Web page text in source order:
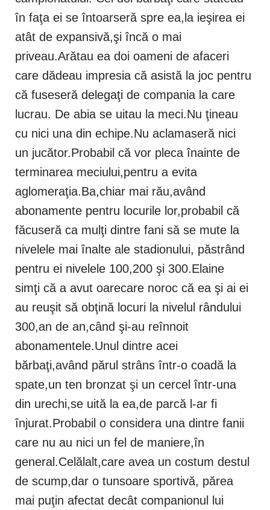
în faţa ei se întoarseră spre ea,la ieşirea ei
atât de expansivă,şi încă o mai
priveau.Arătau ea doi oameni de afaceri
care dădeau impresia că asistă la joc pentru
că fuseseră delegaţi de compania la care
lucrau. De abia se uitau la meci.Nu ţineau
cu nici una din echipe.Nu aclamaseră nici
un jucător.Probabil că vor pleca înainte de
terminarea meciului,pentru a evita
aglomeraţia.Ba,chiar mai rău,având
abonamente pentru locurile lor,probabil că
făcuseră ca mulţi dintre fani să se mute la
nivelele mai înalte ale stadionului, păstrând
pentru ei nivelele 100,200 şi 300.Elaine
simţi că a avut oarecare noroc că ea şi ai ei
au reuşit să obţină locuri la nivelul rândului
300,an de an,când şi-au reînnoit
abonamentele.Unul dintre acei
bărbaţi,având părul strâns într-o coadă la
spate,un ten bronzat şi un cercel într-una
din urechi,se uită la ea,de parcă l-ar fi
înjurat.Probabil o considera una dintre fanii
care nu au nici un fel de maniere,în
general.Celălalt,care avea un costum destul
de scump,dar o tunsoare sportivă, părea
mai puţin afectat decât companionul lui